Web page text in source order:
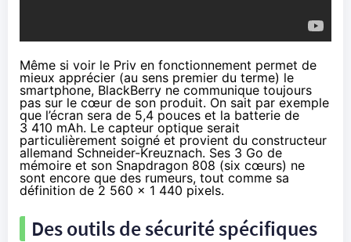
Même si voir le Priv en fonctionnement permet de
mieux apprécier (au sens premier du terme) le
smartphone, BlackBerry ne communique toujours
pas sur le cœur de son produit. On sait par exemple
que l’écran sera de 5,4 pouces et la batterie de
3 410 mAh. Le capteur optique serait
particulièrement soigné et provient du constructeur
allemand Schneider-Kreuznach. Ses 3 Go de
mémoire et son Snapdragon 808 (six cœurs) ne
sont encore que des rumeurs, tout comme sa
définition de 2 560 x 1 440 pixels.
Des outils de sécurité spécifiques